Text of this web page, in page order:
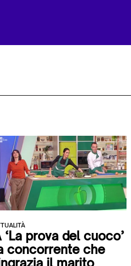
‘La prova del cuoco’
concorrente che
il marito